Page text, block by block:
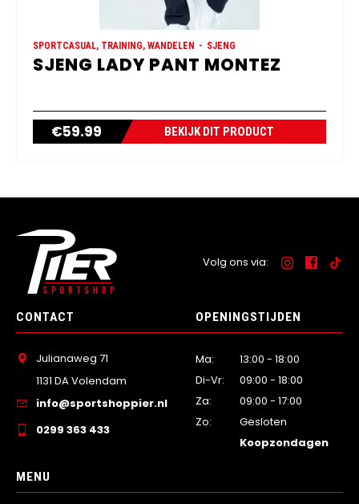
SPORTCASUAL, TRAINING, WANDELEN SJENG
SJENG LADY PANT MONTEZ
€59.99 BEKIJK DIT PRODUCT
Volg ons via:
CONTACT
Julianaweg 71
1131 DA Volendam
info@sportshoppier.nl
0299 363 433
OPENINGSTIJDEN
Ma:
13:00 - 18:00
Di-Vr:
09:00 - 18:00
Za:
09:00 - 17:00
Zo:
Gesloten
Koopzondagen
MENU